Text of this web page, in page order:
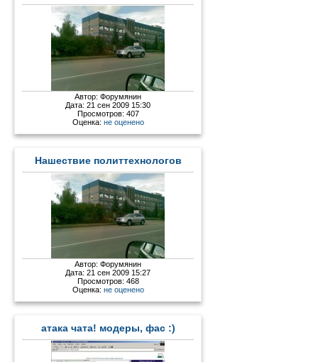
Автор:Форумянин
Дата: 21 сен 2009 15:30
Просмотров: 407
Оценка: не оценено
Нашествие политтехнологов
Автор:Форумянин
Дата: 21 сен 2009 15:27
Просмотров: 468
Оценка: не оценено
атака чата! модеры, фас :)